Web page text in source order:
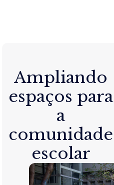
Ampliando
espaços para
a
comunidade
escolar